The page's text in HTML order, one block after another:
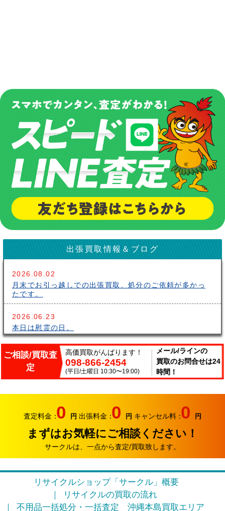
出張買取情報＆ブログ
2026.08.02
月末でお引っ越しでの出張買取、処分のご依頼が多かっ
たです。
2026.06.23
本日は慰霊の日。
2026.06.14
こんにちはサークルです。梅雨が長いですね～。雨の中
出張買取頑張ってます。
2026.06.07
り強化中です。
2026.05.17
おはようございます。リサイクルカンパニー サークル
2026.04.12
お久しぶりです。リサイクルカンパニー サークルで
ご相談/買取査
定
高価買取がんばります！
098-866-2454
(平日/土曜日 10:30〜19:00)
メール/ラインの
買取のお問合せは24
時間！
査定料金：0 円 出張料金：0 円 キャンセル料：0 円
まずはお気軽にご相談ください！
サークルは、一点から査定/買取致します。
リサイクルショップ「サークル」概要
リサイクルの買取の流れ
不用品一括処分・一括査定
沖縄本島買取エリア